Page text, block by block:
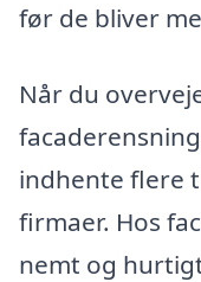
før de bliver
Når du
indhente flere
firmaer. Hos
nemt og